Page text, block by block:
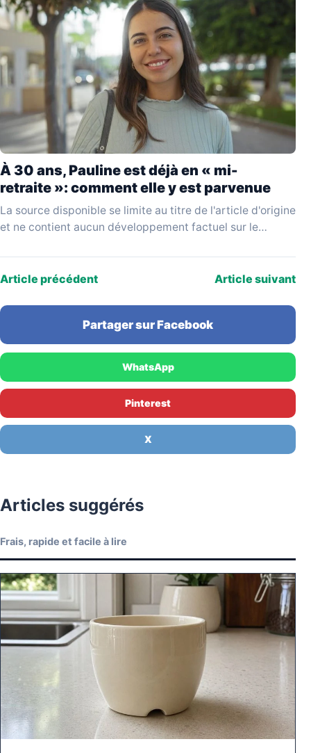
À 30 ans, Pauline est déjà en « mi-
retraite »: comment elle y est parvenue
La source disponible se limite au titre de l'article d'origine
et ne contient aucun développement factuel sur le
Article précédent Article suivant
Partager sur Facebook
WhatsApp
Pinterest
X
Articles suggérés
Frais, rapide et facile à lire